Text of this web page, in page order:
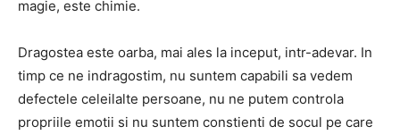
magie, este chimie.
Dragostea este oarba, mai ales la inceput, intr-adevar. In
timp ce ne indragostim, nu suntem capabili sa vedem
defectele celeilalte persoane, nu ne putem controla
propriile emotii si nu suntem constienti de socul pe care